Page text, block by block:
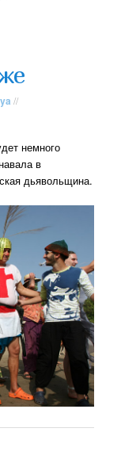
//
немного
в
дьявольщина.